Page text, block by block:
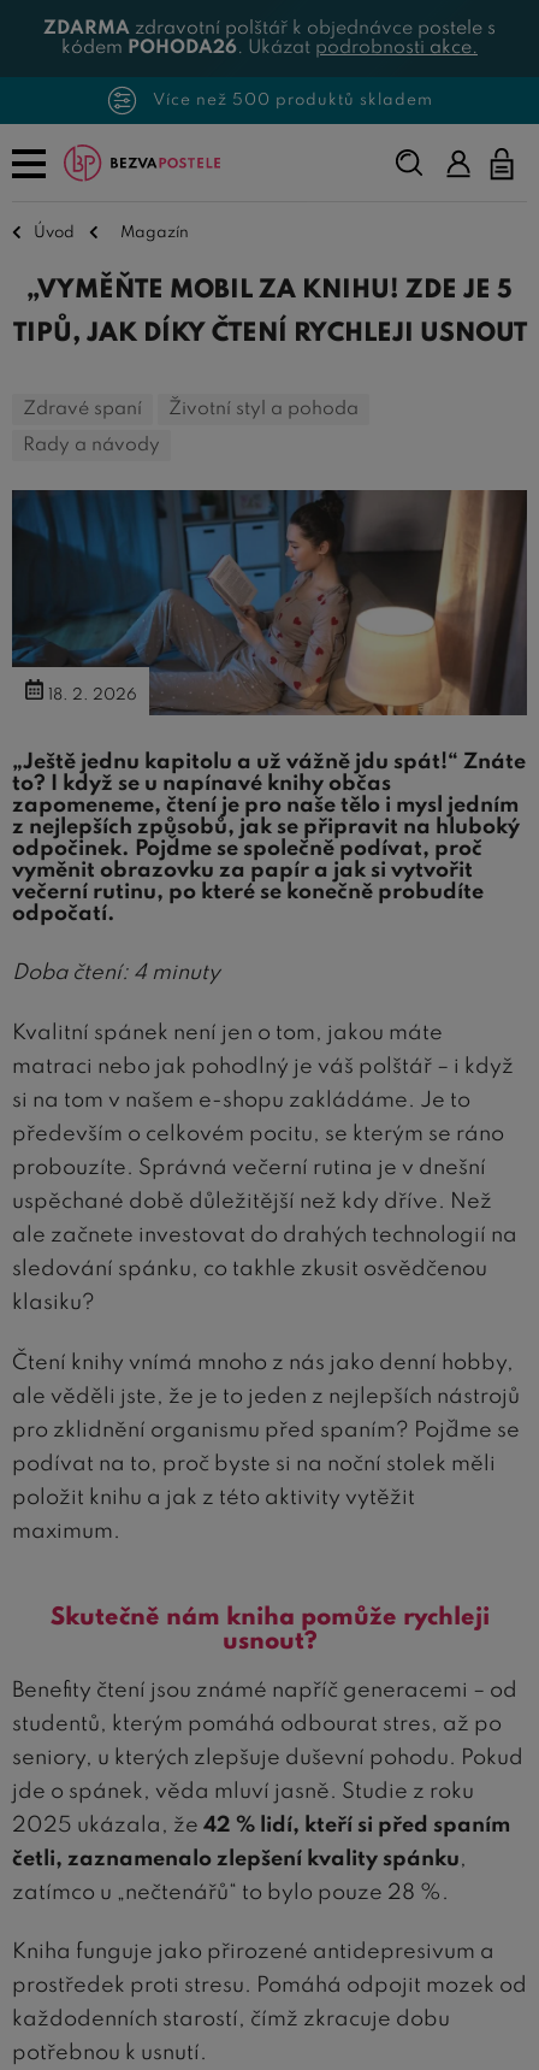
ZDARMA zdravotní polštář k objednávce postele s
kódem POHODA26. Ukázat podrobnosti akce.
Více než 500 produktů skladem
Napište,
co
Úvod Magazín
„VYMĚŇTE MOBIL ZA KNIHU! ZDE JE 5
TIPŮ, JAK DÍKY ČTENÍ RYCHLEJI USNOUT
Zdravé spaní
Životní styl a pohoda
Rady a návody
18. 2. 2026
„Ještě jednu kapitolu a už vážně jdu spát!“ Znáte
to? I když se u napínavé knihy občas
zapomeneme, čtení je pro naše tělo i mysl jedním
z nejlepších způsobů, jak se připravit na hluboký
odpočinek. Pojďme se společně podívat, proč
vyměnit obrazovku za papír a jak si vytvořit
večerní rutinu, po které se konečně probudíte
odpočatí.
Doba čtení: 4 minuty
Kvalitní spánek není jen o tom, jakou máte
matraci nebo jak pohodlný je váš polštář – i když
si na tom v našem e-shopu zakládáme. Je to
především o celkovém pocitu, se kterým se ráno
probouzíte. Správná večerní rutina je v dnešní
uspěchané době důležitější než kdy dříve. Než
ale začnete investovat do drahých technologií na
sledování spánku, co takhle zkusit osvědčenou
klasiku?
Čtení knihy vnímá mnoho z nás jako denní hobby,
ale věděli jste, že je to jeden z nejlepších nástrojů
pro zklidnění organismu před spaním? Pojďme se
podívat na to, proč byste si na noční stolek měli
položit knihu a jak z této aktivity vytěžit
maximum.
Skutečně nám kniha pomůže rychleji
usnout?
Benefity čtení jsou známé napříč generacemi – od
studentů, kterým pomáhá odbourat stres, až po
seniory, u kterých zlepšuje duševní pohodu. Pokud
jde o spánek, věda mluví jasně. Studie z roku
2025 ukázala, že 42 % lidí, kteří si před spaním
četli, zaznamenalo zlepšení kvality spánku,
zatímco u „nečtenářů“ to bylo pouze 28 %.
Kniha funguje jako přirozené antidepresivum a
prostředek proti stresu. Pomáhá odpojit mozek od
každodenních starostí, čímž zkracuje dobu
potřebnou k usnutí.